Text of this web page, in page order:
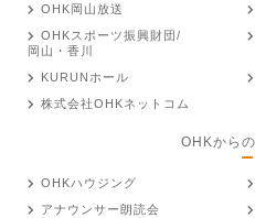
OHK岡山放送
OHKスポーツ振興財団/
岡山・香川
KURUNホール
株式会社OHKネットコム
OHKから
OHKハウジング
アナウンサー朗読会